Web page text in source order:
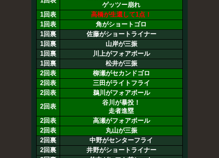
ゲッツー崩れ
1回表
高橋が生還して1点！
1回表
角がショートゴロ
1回裏
佐藤がショートライナー
1回裏
山岸が三振
1回裏
川上がフォアボール
1回裏
松井が三振
2回表
柳瀬がセカンドゴロ
2回表
三田がライトフライ
2回表
鵜川がフォアボール
2回表
谷川が暴投！
走者進塁
2回表
高瀬がフォアボール
2回表
丸山が三振
2回裏
中野がセンターフライ
2回裏
井野がショートライナー